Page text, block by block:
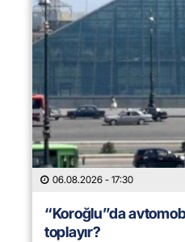
06.08.2026 - 17:30
“Koroğlu”da
toplayır?